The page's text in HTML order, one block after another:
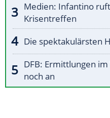
Medien: Infantino
Krisentreffen
Die spektakulärsten
DFB: Ermittlungen
noch an